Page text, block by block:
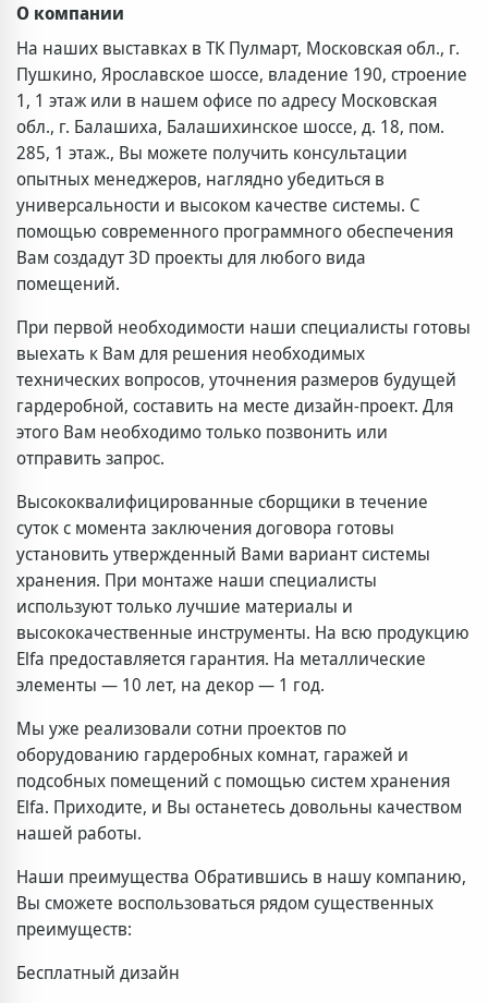
О компании
На наших выставках в ТК Пулмарт, Московская обл., г.
Пушкино, Ярославское шоссе, владение 190, строение
1, 1 этаж или в нашем офисе по адресу Московская
обл., г. Балашиха, Балашихинское шоссе, д. 18, пом.
285, 1 этаж., Вы можете получить консультации
опытных менеджеров, наглядно убедиться в
универсальности и высоком качестве системы. С
помощью современного программного обеспечения
Вам создадут 3D проекты для любого вида
помещений.
При первой необходимости наши специалисты готовы
выехать к Вам для решения необходимых
технических вопросов, уточнения размеров будущей
гардеробной, составить на месте дизайн-проект. Для
этого Вам необходимо только позвонить или
отправить запрос.
Высококвалифицированные сборщики в течение
суток с момента заключения договора готовы
установить утвержденный Вами вариант системы
хранения. При монтаже наши специалисты
используют только лучшие материалы и
высококачественные инструменты. На всю продукцию
Elfa предоставляется гарантия. На металлические
элементы — 10 лет, на декор — 1 год.
Мы уже реализовали сотни проектов по
оборудованию гардеробных комнат, гаражей и
подсобных помещений с помощью систем хранения
Elfa. Приходите, и Вы останетесь довольны качеством
нашей работы.
Наши преимущества Обратившись в нашу компанию,
Вы сможете воспользоваться рядом существенных
преимуществ:
Бесплатный дизайн